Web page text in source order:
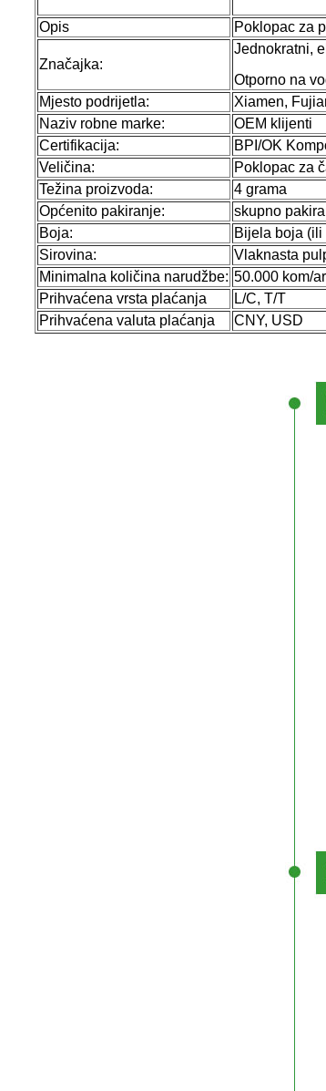
Opis Poklopac za
Značajka:
Jednokratni,
Otporno na
Mjesto podrijetla:
Xiamen,
Naziv robne marke:
OEM klijenti
Certifikacija:
BPI/OK
Veličina:
Poklopac za
Težina proizvoda:
4 grama
Općenito pakiranje:
skupno
Boja:
Bijela boja (ili
Sirovina:
Vlaknasta
Minimalna količina narudžbe: 50.000 kom/
Prihvaćena vrsta plaćanja
L/C, T/T
Prihvaćena valuta plaćanja
CNY, USD